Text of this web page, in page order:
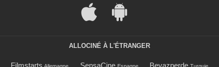
ALLOCINÉ À L'ÉTRANGER
Filmstarts Allemagne SensaCine Espagne Beyazperde Turquie